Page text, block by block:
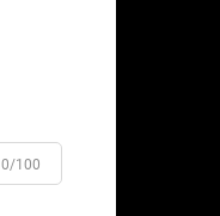
0/100